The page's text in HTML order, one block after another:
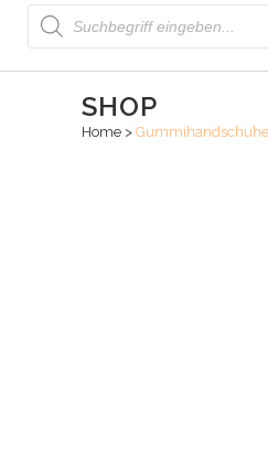
Products
search
SHOP
Home > Gummihandschuhe